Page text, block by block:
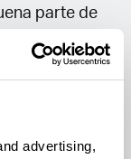
advertising,
parte de
menor medida
fertilizante